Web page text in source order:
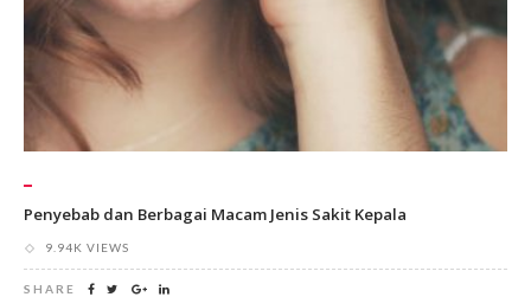
Penyebab dan Berbagai Macam Jenis Sakit Kepala
9.94K VIEWS
SHARE